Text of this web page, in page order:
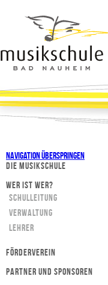
Navigation überspringen
Die Musikschule
Wer ist wer?
Schulleitung
Verwaltung
Lehrer
Förderverein
Partner und Sponsoren